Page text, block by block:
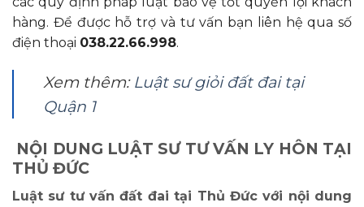
hàng. Để được hỗ trợ và tư vấn bạn liên hệ qua số
điện thoại 038.22.66.998.
Xem thêm: Luật sư giỏi đất đai tại
Quận 1
NỘI DUNG LUẬT SƯ TƯ VẤN LY HÔN TẠI
THỦ ĐỨC
Luật sư tư vấn đất đai tại Thủ Đức với nội dung